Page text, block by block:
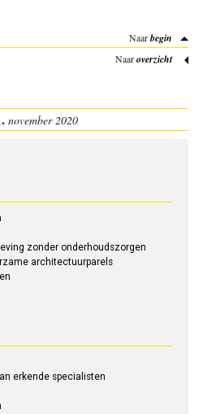
Naarbegin
Naaroverzicht
november 2020
zonder onderhoudszorgen
architectuurparels
erkende specialisten